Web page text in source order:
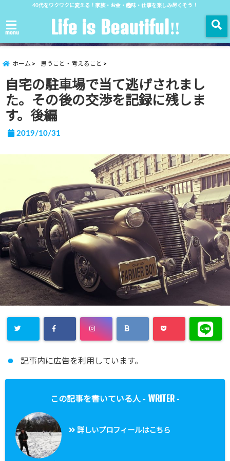
40代をワクワクに変える！家族・お金・趣味・仕事を楽しみ尽くそう！
menu Life is Beautiful‼︎
ホーム 思うこと・考えること
自宅の駐車場で当て逃げされまし
た。その後の交渉を記録に残しま
す。後編
2019/10/31
記事内に広告を利用しています。
この記事を書いている人 - WRITER -
詳しいプロフィールはこちら